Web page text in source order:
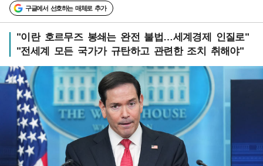
구글에서 선호하는 매체로 추가
"이란 호르무즈 봉쇄는 완전 불법…세계경제 인질로"
"전세계 모든 국가가 규탄하고 관련한 조치 취해야"